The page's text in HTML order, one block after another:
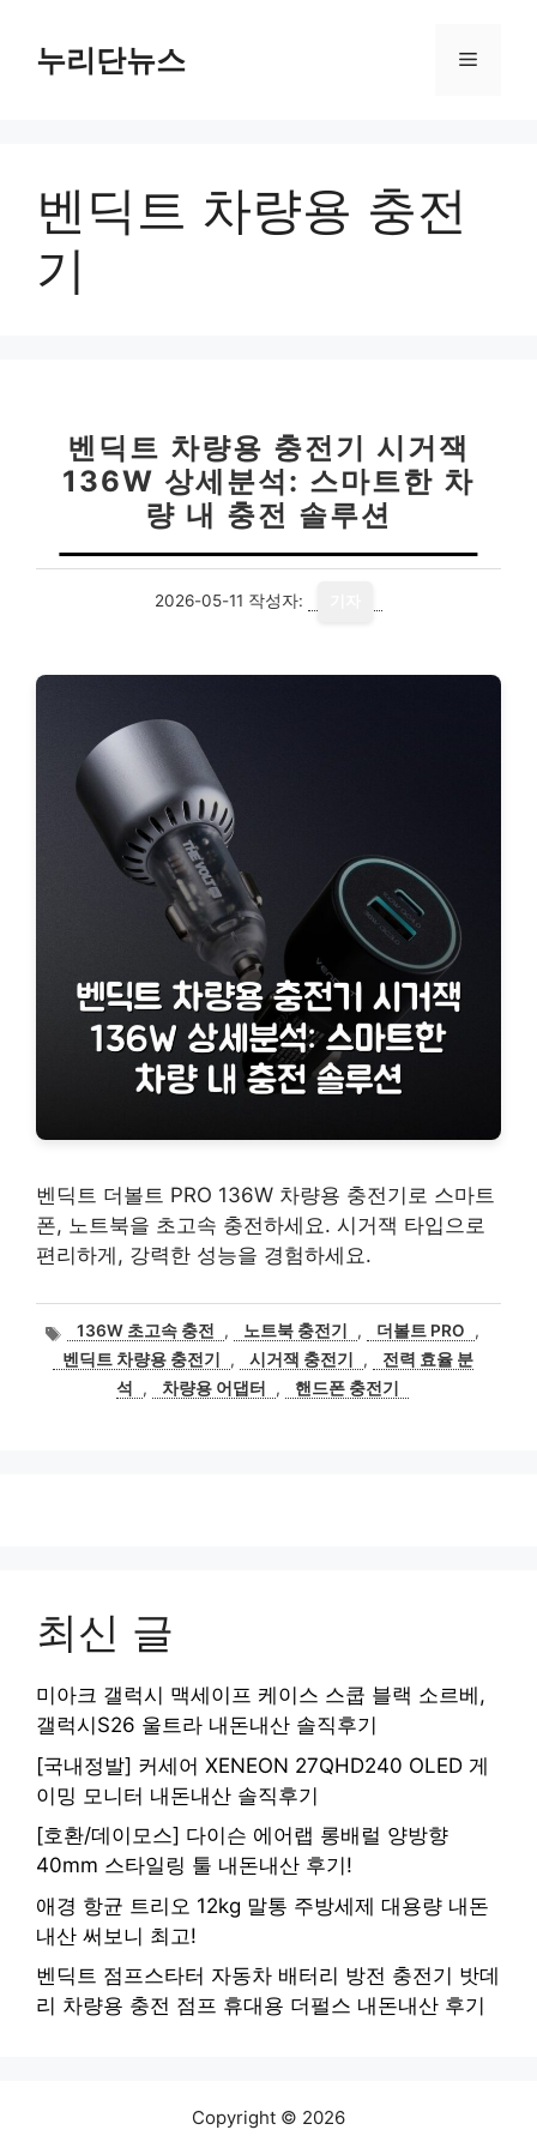
누리단뉴스 메
벤딕트 차량용 충전
기
벤딕트 차량용 충전기 시거잭
136W 상세분석: 스마트한 차
량 내 충전 솔루션
2026-05-11 작성자:
벤딕트 더볼트 PRO 136W 차량용 충전기로 스마트
폰, 노트북을 초고속 충전하세요. 시거잭 타입으로
편리하게, 강력한 성능을 경험하세요.
태
그
136W 초고속 충전 , 노트북 충전기 , 더볼트 PRO
,
벤딕트 차량용 충전기
, 시거잭 충전기 ,
전력 효율 분
석
, 차량용 어댑터 , 핸드폰 충전기
최신 글
미아크 갤럭시 맥세이프 케이스 스쿱 블랙 소르베,
갤럭시S26 울트라 내돈내산 솔직후기
[국내정발] 커세어 XENEON 27QHD240 OLED 게
이밍 모니터 내돈내산 솔직후기
[호환/데이모스] 다이슨 에어랩 롱배럴 양방향
40mm 스타일링 툴 내돈내산 후기!
애경 항균 트리오 12kg 말통 주방세제 대용량 내돈
내산 써보니 최고!
벤딕트 점프스타터 자동차 배터리 방전 충전기 밧데
리 차량용 충전 점프 휴대용 더펄스 내돈내산 후기
Copyright © 2026